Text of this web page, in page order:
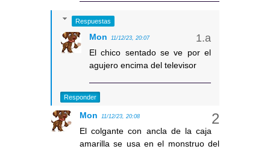
Respuestas
Mon 11/12/23, 20:07
El chico sentado se ve por el
agujero encima del televisor
Responder
Mon 11/12/23, 20:08
El colgante con ancla de la caja
amarilla se usa en el monstruo del